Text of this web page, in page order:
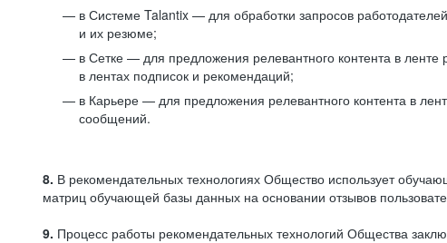
в Системе Talantix — для обработки запросов
и их резюме;
в Сетке — для предложения релевантного контента в
в лентах подписок и рекомендаций;
в Карьере — для предложения релевантного контента в
сообщений.
8. В рекомендательных технологиях Общество использует
матриц обучающей базы данных на основании отзывов
9. Процесс работы рекомендательных технологий Общества